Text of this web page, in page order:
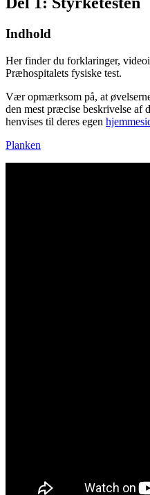
Indhold
Her finder du forklaringer,
Præhospitalets fysiske test.
Vær opmærksom på, at
den mest præcise beskrivelse af
henvises til deres egen
Planken